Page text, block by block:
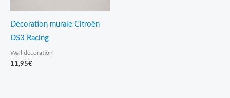
Décoration murale Citroën
DS3 Racing
Wall decoration
11,95€